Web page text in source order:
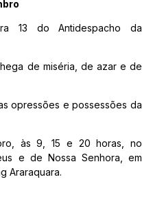
13 do Antidespacho da
de miséria, de azar e de
opressões e possessões da
às 9, 15 e 20 horas, no
e de Nossa Senhora, em
Araraquara.